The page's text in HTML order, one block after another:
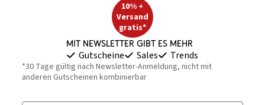
10% +
Versand
gratis*
Mit Newsletter gibt es mehr
Gutscheine Sales Trends
*30 Tage gültig nach Newsletter-Anmeldung, nicht mit
anderen Gutscheinen kombinierbar